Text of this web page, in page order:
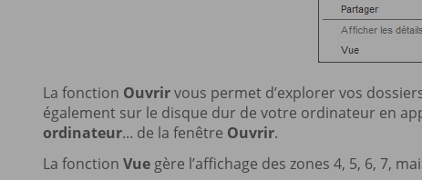
La fonction Ouvrirvous permet d’explorer vos
également sur le disque dur de votre ordinateur en
ordinateur... de la fenêtre Ouvrir.
La fonction Vue gère l’affichage des zones 4, 5, 6, 7,